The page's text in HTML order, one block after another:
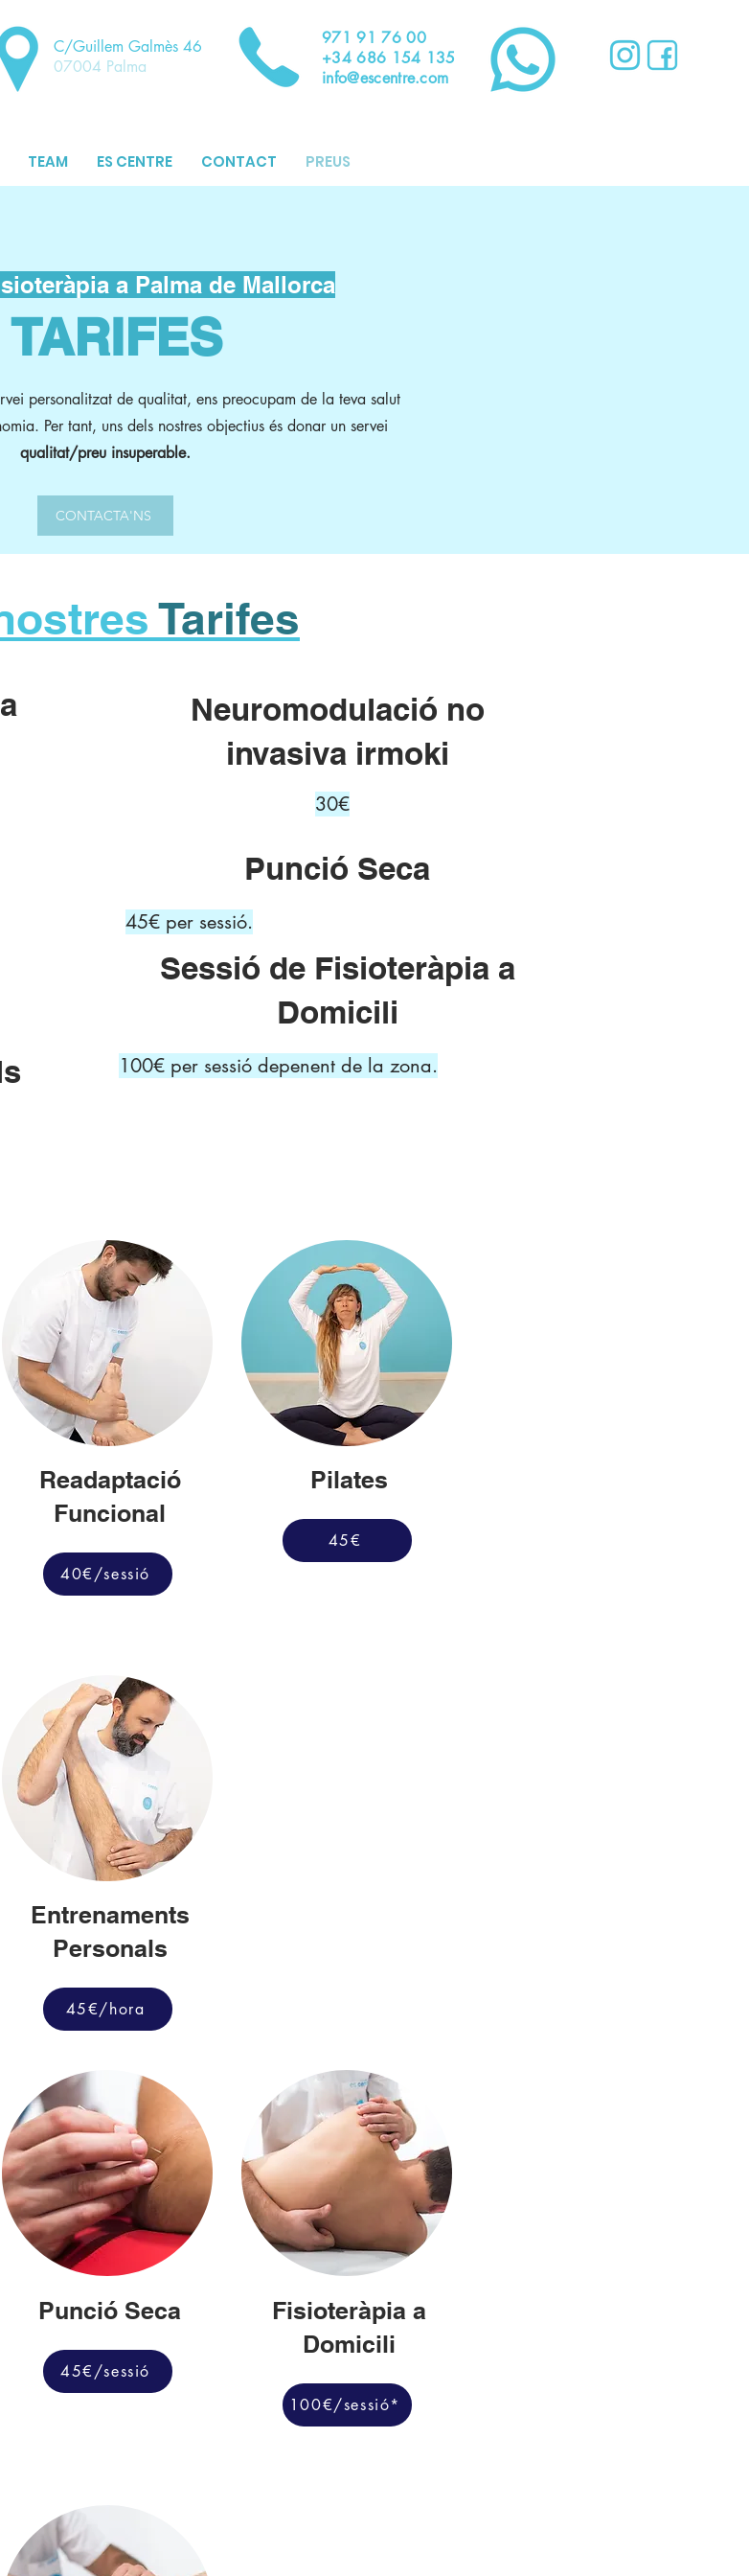
C/Guillem Galmès 46
07004 Palma
971 91 76 00
+34 686 154 135
info@escentre.com
TEAM ES CENTRE CONTACT PREUS
a Palma de Mallorca
TARIFES
personalitzat de qualitat, ens preocupam de la teva salut
Per tant, uns dels nostres objectius és donar un servei
qualitat/preu insuperable.
CONTACTA'NS
Neuromodulació no
invasiva irmoki
30€
Punció Seca
45€ per sessió.
Sessió de Fisioteràpia a
Domicili
100€ per sessió depenent de la zona.
Tarifes
Readaptació
Funcional
40€/sessió
Pilates
45€
Entrenaments
Personals
45€/hora
Punció Seca
45€/sessió
Fisioteràpia a
Domicili
100€/sessió*